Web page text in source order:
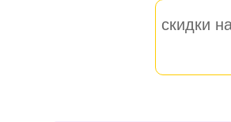
скидки